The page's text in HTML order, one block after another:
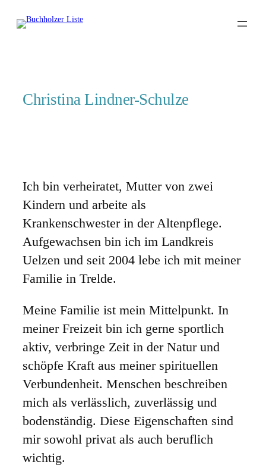
Zum
Inhalt
Christina Lindner-Schulze
Ich bin verheiratet, Mutter von zwei
Kindern und arbeite als
Krankenschwester in der Altenpflege.
Aufgewachsen bin ich im Landkreis
Uelzen und seit 2004 lebe ich mit meiner
Familie in Trelde.
Meine Familie ist mein Mittelpunkt. In
meiner Freizeit bin ich gerne sportlich
aktiv, verbringe Zeit in der Natur und
schöpfe Kraft aus meiner spirituellen
Verbundenheit. Menschen beschreiben
mich als verlässlich, zuverlässig und
bodenständig. Diese Eigenschaften sind
mir sowohl privat als auch beruflich
wichtig.